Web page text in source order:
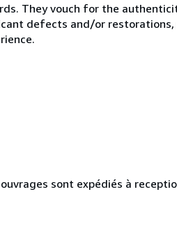
They vouch for the
defects and/or restorations,
sont expédiés à